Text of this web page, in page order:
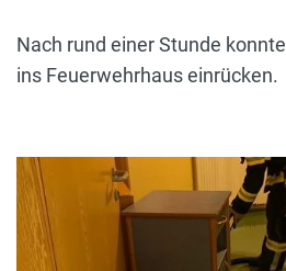
Nach rund einer Stunde
ins Feuerwehrhaus einrücken.